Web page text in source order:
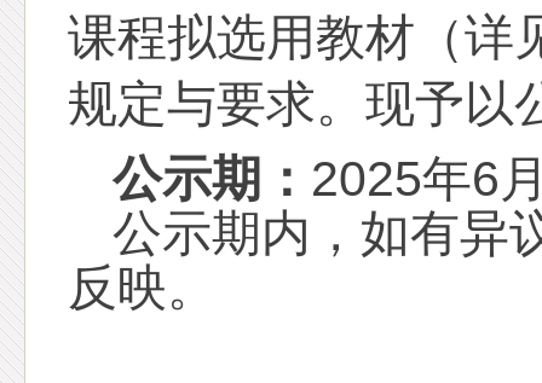
课程拟选用教材（详
规定与要求。现予以
公示期： 2025年6
公示期内，如有异
反映。